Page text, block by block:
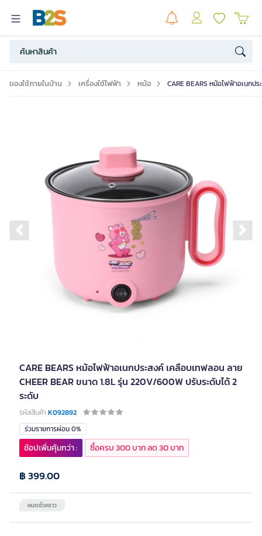
ของใช้ภายในบ้าน เครื่องใช้ไฟฟ้า หม้อ CARE BEARS หม้อไฟฟ้าอเนกป
Previous slide
CARE BEARS หม้อไฟฟ้าอเนกประสงค์ เคลือบเทฟลอน ลาย
CHEER BEAR ขนาด 1.8L รุ่น 220V/600W ปรับระดับได้ 2
ระดับ
รหัสสินค้าK092892
ร่วมรายการผ่อน 0%
หมดชั่วคราว
฿ 399.00
ช้อปเพิ่มคุ้มกว่า : ซื้อครบ 300 บาท ลด 30 บาท